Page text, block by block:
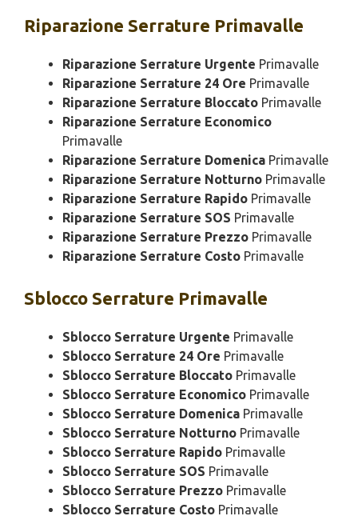
Riparazione Serrature Primavalle
Riparazione Serrature Urgente Primavalle
Riparazione Serrature 24 Ore Primavalle
Riparazione Serrature Bloccato Primavalle
Riparazione Serrature Economico
Primavalle
Riparazione Serrature Domenica Primavalle
Riparazione Serrature Notturno Primavalle
Riparazione Serrature Rapido Primavalle
Riparazione Serrature SOS Primavalle
Riparazione Serrature Prezzo Primavalle
Riparazione Serrature Costo Primavalle
Sblocco Serrature Primavalle
Sblocco Serrature Urgente Primavalle
Sblocco Serrature 24 Ore Primavalle
Sblocco Serrature Bloccato Primavalle
Sblocco Serrature Economico Primavalle
Sblocco Serrature Domenica Primavalle
Sblocco Serrature Notturno Primavalle
Sblocco Serrature Rapido Primavalle
Sblocco Serrature SOS Primavalle
Sblocco Serrature Prezzo Primavalle
Sblocco Serrature Costo Primavalle